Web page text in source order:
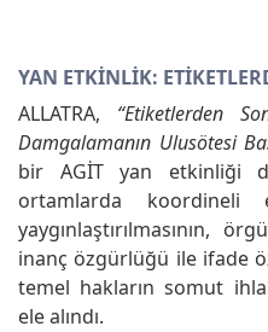
YAN ETKINLIK:
ALLATRA, “Etiketlerden
Damgalamanın Ulusötesi
bir AGİT yan etkinliği
ortamlarda koordineli
yaygınlaştırılmasının,
inanç özgürlüğü ile ifade
temel hakların somut
ele alındı.